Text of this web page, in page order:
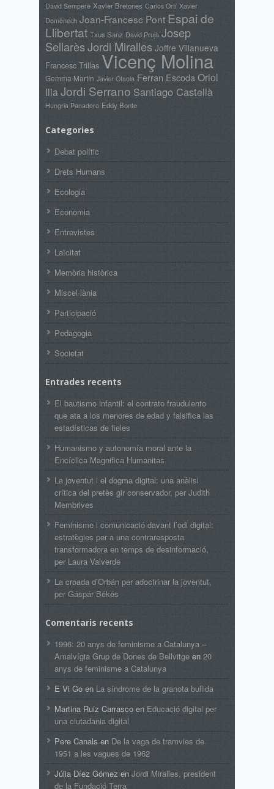
David Sempere Xavier Bretones Carlos Ortí Xavier
Domènech Joan-Francesc Pont Espai de
Llibertat Txus Sanz David Prujà Josep
SellarèsJordi Miralles Joffre Villanueva
Francesc Trillas Vicenç Molina
Gemma Martín Javier Otaola Ferran EscodaOriol
IllaJordi Serrano Santiago Castellà
Hungria Panadero Eddy Bonte
Categories
Debat polític
Drets Humans
Ecologia
Economia
Entrevistes
Laïcitat
Memòria històrica
Miscel·lània
Participació
Pedagogia
Societat
Entrades recents
El bautismo infantil: el contrato fraudulento
que ata a los menores de edad y falsifica las
estadísticas de fieles
Humanismo y autonomía moral ante la
Encíclica Magnifica Humanitas
La joventut i el dogma digital: una anàlisi
crítica del pretès gir conservador, per Judith
Membrives
Feminisme i comunicació davant l’odi digital:
estratègies per a una contraresposta
transformadora en temps de desinformació,
per Laura Valverde
La croada d’Orbán per adoctrinar la joventut,
per Gáspár Békés
Comentaris recents
1996: 20 anys de feminisme a Catalunya –
Amalvígia Grup de Dones de Bellvitge en 20
anys de feminisme a Catalunya
E Vi Go en La síndrome de la granota bullida
Martina Ruiz Carrasco en Educació digital per
una ciutadania digital
Pere Canals en De la vaga de tramvies de
1951 a les vagues de 1962
Júlia Díez Gómez en Jordi Miralles, president
de la Fundació Terra